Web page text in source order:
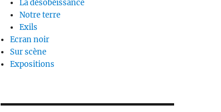
La désobéissance
Notre terre
Exils
Ecran noir
Sur scène
Expositions